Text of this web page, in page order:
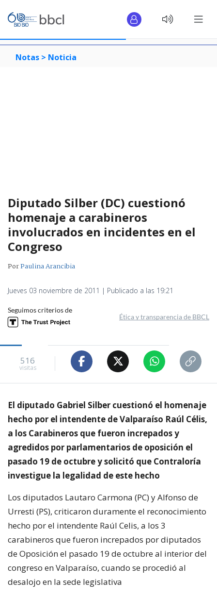
Notas > Noticia
Diputado Silber (DC) cuestionó
homenaje a carabineros
involucrados en incidentes en el
Congreso
PorPaulina Arancibia
Jueves 03 noviembre de 2011 | Publicado a las 19:21
Seguimos criterios de
Ética y transparencia de BBCL
516
visitas
El diputado Gabriel Silber cuestionó el homenaje
hecho por el intendente de Valparaíso Raúl Célis,
a los Carabineros que fueron increpados y
agredidos por parlamentarios de oposición el
pasado 19 de octubre y solicitó que Contraloría
investigue la legalidad de este hecho
Los diputados Lautaro Carmona (PC) y Alfonso de
Urresti (PS), criticaron duramente el reconocimiento
hecho por el intendente Raúl Celis, a los 3
carabineros que fueron increpados por diputados
de Oposición el pasado 19 de octubre al interior del
congreso en Valparaíso, cuando se procedió al
desalojo en la sede legislativa